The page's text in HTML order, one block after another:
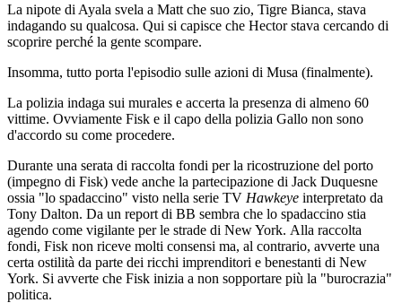
La nipote di Ayala svela a Matt che suo zio, Tigre Bianca, stava
indagando su qualcosa. Qui si capisce che Hector stava cercando di
scoprire perché la gente scompare.
Insomma, tutto porta l'episodio sulle azioni di Musa (finalmente).
La polizia indaga sui murales e accerta la presenza di almeno 60
vittime. Ovviamente Fisk e il capo della polizia Gallo non sono
d'accordo su come procedere.
Durante una serata di raccolta fondi per la ricostruzione del porto
(impegno di Fisk) vede anche la partecipazione di Jack Duquesne
ossia "lo spadaccino" visto nella serie TV Hawkeye interpretato da
Tony Dalton. Da un report di BB sembra che lo spadaccino stia
agendo come vigilante per le strade di New York. Alla raccolta
fondi, Fisk non riceve molti consensi ma, al contrario, avverte una
certa ostilità da parte dei ricchi imprenditori e benestanti di New
York. Si avverte che Fisk inizia a non sopportare più la "burocrazia"
politica.